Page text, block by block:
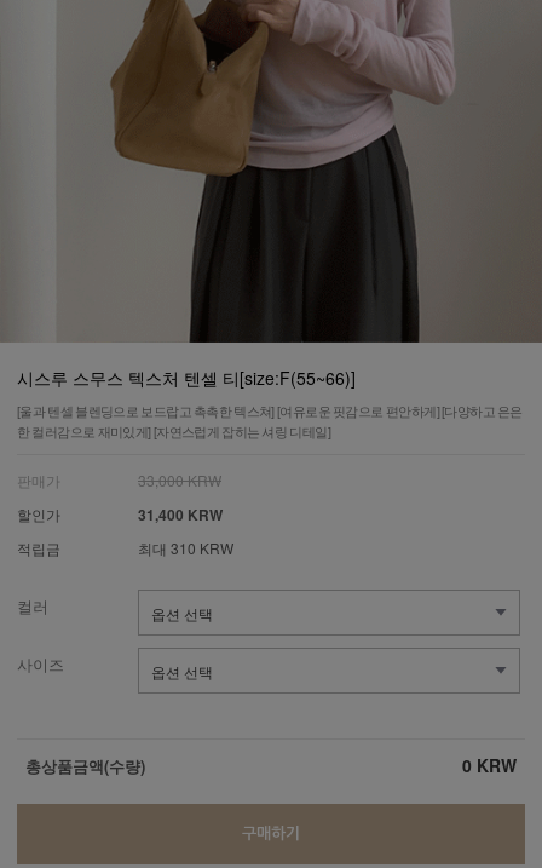
시스루 스무스 텍스처 텐셀 티[size:F(55~66)]
[울과 텐셀 블렌딩으로 보드랍고 촉촉한 텍스쳐] [여유로운 핏감으로 편안하게] [다양하고 은은
한 컬러감으로 재미있게] [자연스럽게 잡히는 셔링 디테일]
판매가
33,000 KRW
할인가
31,400 KRW
적립금 최대 310 KRW
컬러
사이즈
총상품금액(수량) 0 KRW
구매하기